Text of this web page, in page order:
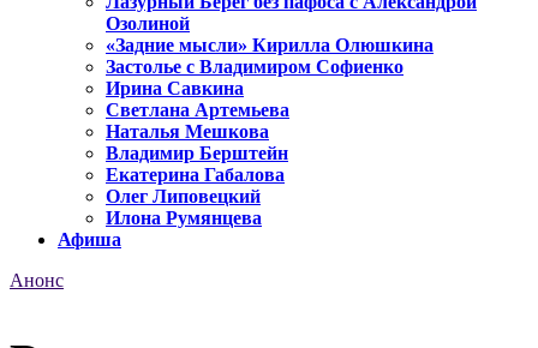
Озолиной
«Задние мысли» Кирилла Олюшкина
Застолье с Владимиром Софиенко
Ирина Савкина
Светлана Артемьева
Наталья Мешкова
Владимир Берштейн
Екатерина Габалова
Олег Липовецкий
Илона Румянцева
Афиша
Анонс